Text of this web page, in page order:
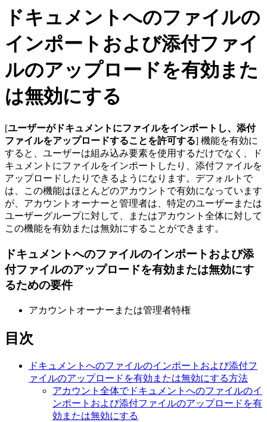
ドキュメントへのファイルの
インポートおよび添付ファイ
ルのアップロードを有効また
は無効にする
[ユーザーがドキュメントにファイルをインポートし、添付
ファイルをアップロードすることを許可する] 機能を有効に
すると、ユーザーは組み込み要素を使用するだけでなく、ド
キュメントにファイルをインポートしたり、添付ファイルを
アップロードしたりできるようになります。デフォルトで
は、この機能はほとんどのアカウントで有効になっています
が、アカウントオーナーと管理者は、特定のユーザーまたは
ユーザーグループに対して、またはアカウント全体に対して
この機能を有効または無効にすることができます。
ドキュメントへのファイルのインポートおよび添
付ファイルのアップロードを有効または無効にす
るための要件
アカウントオーナーまたは管理者特権
目次
ドキュメントへのファイルのインポートおよび添付フ
ァイルのアップロードを有効または無効にする方法
アカウント全体でドキュメントへのファイルのイ
ンポートおよび添付ファイルのアップロードを有
効または無効にする